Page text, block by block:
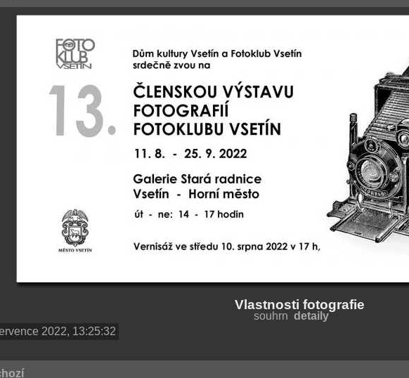
Vlastnosti fotografie
souhrn detaily
2022, 13:25:32